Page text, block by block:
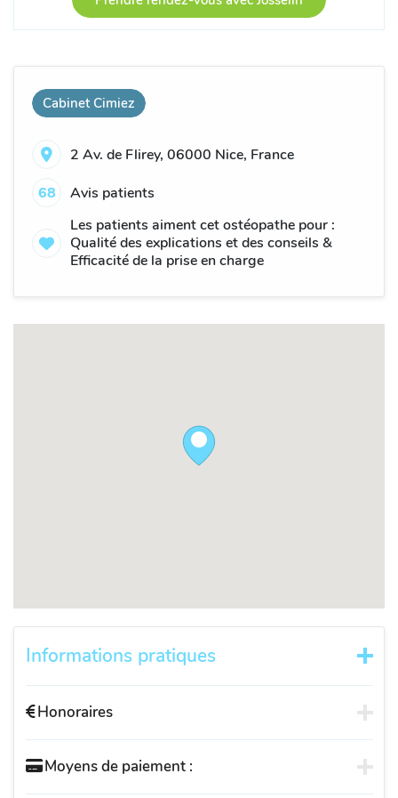
Cabinet Cimiez
2 Av. de Flirey, 06000 Nice, France
68
Avis patients
Les patients aiment cet ostéopathe pour :
Qualité des explications et des conseils &
Efficacité de la prise en charge
Informations pratiques
Honoraires
Moyens de paiement :